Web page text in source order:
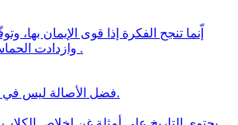
إّنما تنجح الفكرة إذا قوى الإيمان بها،
وازدادت الحماسة لها، ووجد الأستعداد .
فضل الأصالة ليس في الجدة، بل في الإخلاص.